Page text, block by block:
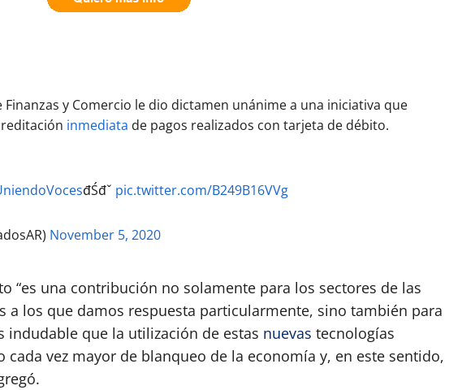
y Comercio le dio dictamen unánime a una iniciativa que
inmediata de pagos realizados con tarjeta de débito.
đŚđˇ pic.twitter.com/B249B16VVg
November 5, 2020
“es una contribución no solamente para los sectores de las
a los que damos respuesta particularmente, sino también para
indudable que la utilización de estas nuevas tecnologías
vez mayor de blanqueo de la economía y, en este sentido,